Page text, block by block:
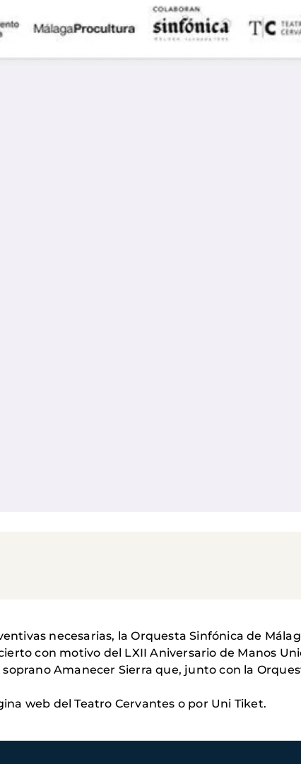
necesarias, la Orquesta Sinfónica de
con motivo del LXII Aniversario de Manos
Amanecer Sierra que, junto con la
web del Teatro Cervantes o por Uni Tiket.